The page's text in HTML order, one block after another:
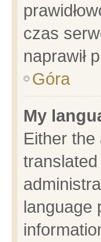
czas
naprawił
Góra
My
Either
language